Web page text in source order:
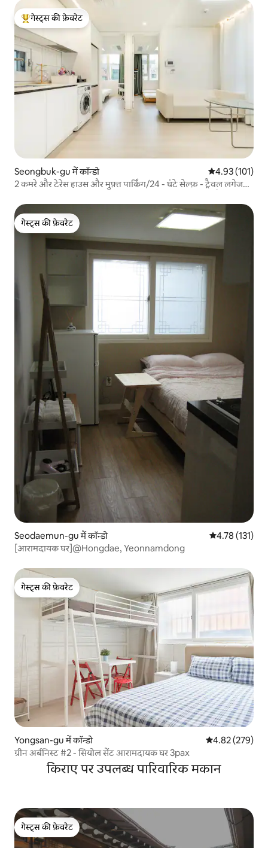
गेस्ट्स का टॉप फ़ेवरेट
गेस्ट्स की फ़ेवरेट
Seongbuk-gu में कॉन्डो औसत रेटिंग 5 में से
4.93 (101)
2 कमरे और टेरेस हाउस और मुफ़्त पार्किंग/24 - घंटे सेल्फ़ - ट्रैवल लगेज
पर
गेस्ट्स की फ़ेवरेट
गेस्ट्स की फ़ेवरेट
Seodaemun-gu में कॉन्डो औसत रेटिंग 5 में से
4.78 (131)
[आरामदायक घर]@Hongdae, Yeonnamdong
गेस्ट्स की फ़ेवरेट
गेस्ट्स की फ़ेवरेट
Yongsan-gu में कॉन्डो औसत रेटिंग 5 में से
4.82 (279)
ग्रीन अर्बनिस्ट #2 - सियोल सेंट आरामदायक घर 3pax
किराए पर उपलब्ध पारिवारिक मकान
गेस्ट्स की फ़ेवरेट
गेस्ट्स की फ़ेवरेट